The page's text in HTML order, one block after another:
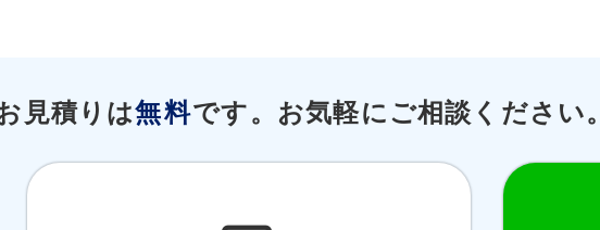
見積りは無料です。 お気軽にご相談ください。